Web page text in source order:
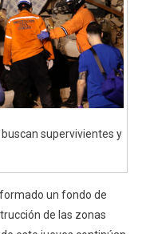
supervivientes y
un fondo de
de las zonas